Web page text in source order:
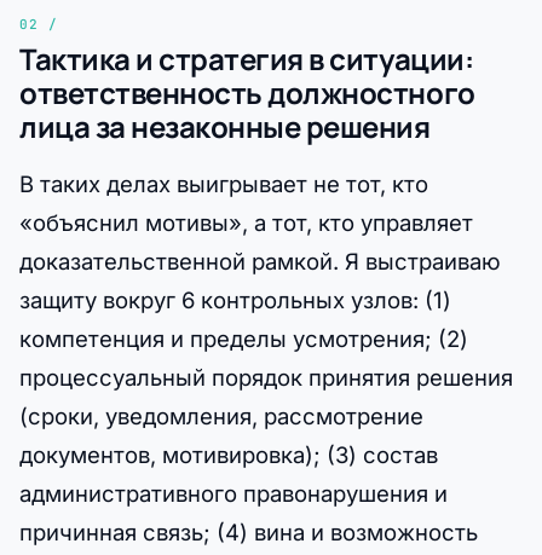
Тактика и стратегия в ситуации:
ответственность должностного
лица за незаконные решения
В таких делах выигрывает не тот, кто
«объяснил мотивы», а тот, кто управляет
доказательственной рамкой. Я выстраиваю
защиту вокруг 6 контрольных узлов: (1)
компетенция и пределы усмотрения; (2)
процессуальный порядок принятия решения
(сроки, уведомления, рассмотрение
документов, мотивировка); (3) состав
административного правонарушения и
причинная связь; (4) вина и возможность